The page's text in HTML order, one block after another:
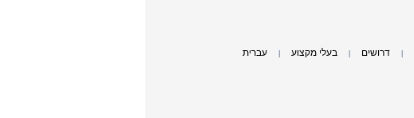
דרושים בעלי מקצוע עברית